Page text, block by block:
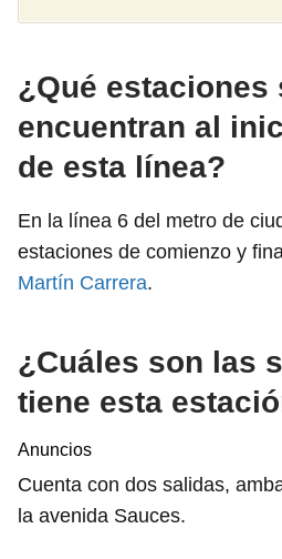
¿Qué estaciones
encuentran al
de esta línea?
En la línea 6 del metro de
estaciones de comienzo y
Martín Carrera.
¿Cuáles son las
tiene esta
Anuncios
Cuenta con dos salidas,
la avenida Sauces.